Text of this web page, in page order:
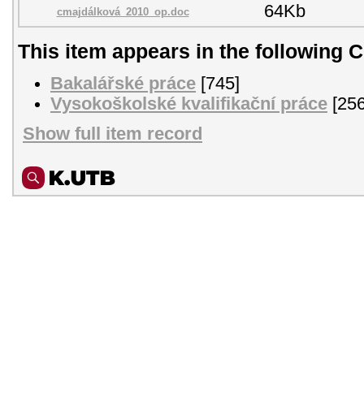
cmajdálková_2010_op.doc 64Kb
This item appears in the following
Bakalářské práce [745]
Vysokoškolské kvalifikační práce
Show full item record